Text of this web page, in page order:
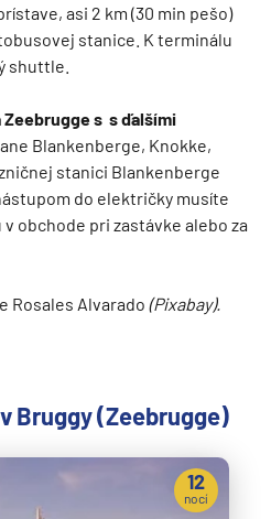
asi 2 km (30 min pešo)
stanice. K terminálu
shuttle.
s s ďalšími
Blankenberge, Knokke,
stanici Blankenberge
do električky musíte
obchode pri zastávke alebo za
Rosales Alvarado (Pixabay).
Bruggy (Zeebrugge)
12
nocí